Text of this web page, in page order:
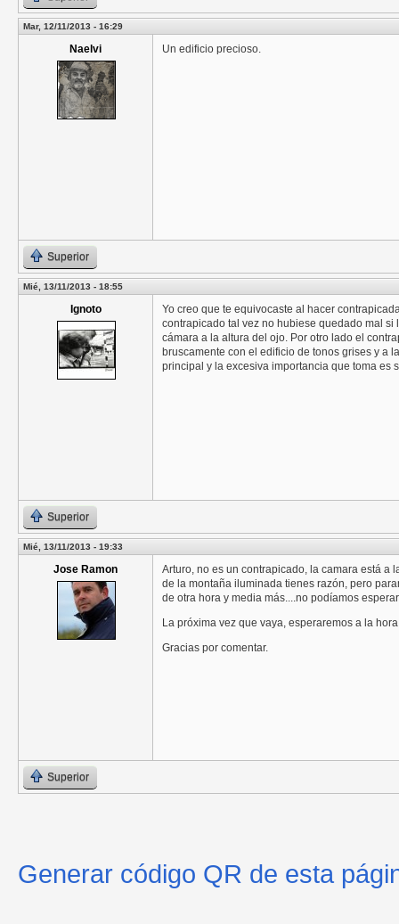
Mar, 12/11/2013 - 16:29
Naelvi Un edificio precioso.
Superior
Mié, 13/11/2013 - 18:55
Ignoto
Yo creo que te equivocaste al hacer
contrapicado tal vez no hubiese quedado mal
cámara a la altura del ojo. Por otro lado el
bruscamente con el edificio de tonos grises y a
principal y la excesiva importancia que toma es
Superior
Mié, 13/11/2013 - 19:33
Jose Ramon
Arturo, no es un contrapicado, la camara está a
de la montaña iluminada tienes razón, pero
de otra hora y media más....no podíamos
La próxima vez que vaya, esperaremos a la
Gracias por comentar.
Superior
Generar código QR de esta